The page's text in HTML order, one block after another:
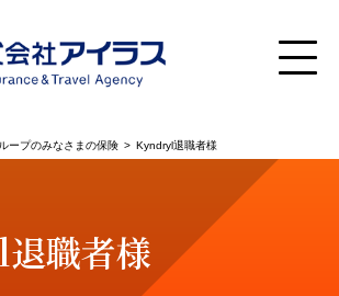
ープのみなさまの保険 Kyndryl退職者様
職者様